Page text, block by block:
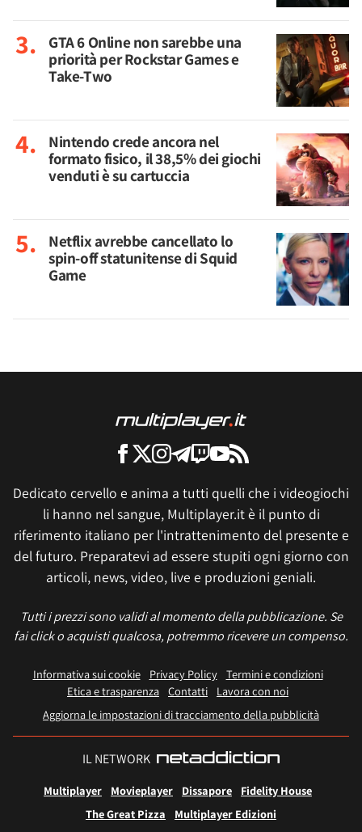
GTA 6 Online non sarebbe una
priorità per Rockstar Games e
Take-Two
Nintendo crede ancora nel
formato fisico, il 38,5% dei giochi
venduti è su cartuccia
Netflix avrebbe cancellato lo
spin-off statunitense di Squid
Game
Dedicato cervello e anima a tutti quelli che i videogiochi
li hanno nel sangue, Multiplayer.it è il punto di
riferimento italiano per l'intrattenimento del presente e
del futuro. Preparatevi ad essere stupiti ogni giorno con
articoli, news, video, live e produzioni geniali.
Tutti i prezzi sono validi al momento della pubblicazione. Se
fai click o acquisti qualcosa, potremmo ricevere un compenso.
Informativa sui cookie Privacy Policy
Termini e condizioni
Etica e trasparenza Contatti
Lavora con noi
Aggiorna le impostazioni di tracciamento della pubblicità
IL NETWORK
Multiplayer Movieplayer Dissapore
Fidelity House
The Great Pizza
Multiplayer Edizioni